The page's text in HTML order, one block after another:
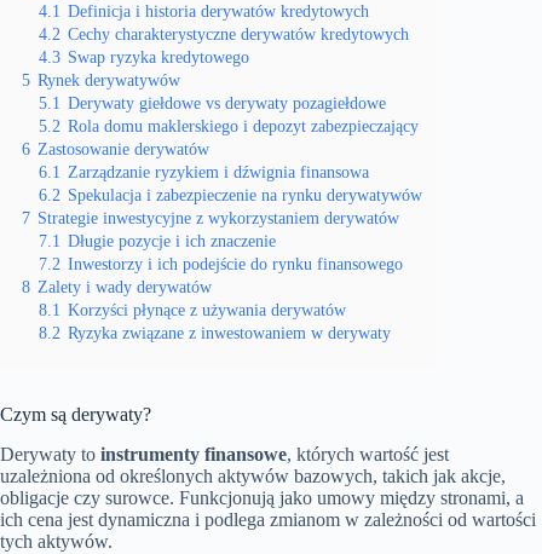
4.1 Definicja i historia derywatów kredytowych
4.2 Cechy charakterystyczne derywatów kredytowych
4.3 Swap ryzyka kredytowego
5 Rynek derywatywów
5.1 Derywaty giełdowe vs derywaty pozagiełdowe
5.2 Rola domu maklerskiego i depozyt zabezpieczający
6 Zastosowanie derywatów
6.1 Zarządzanie ryzykiem i dźwignia finansowa
6.2 Spekulacja i zabezpieczenie na rynku derywatywów
7 Strategie inwestycyjne z wykorzystaniem derywatów
7.1 Długie pozycje i ich znaczenie
7.2 Inwestorzy i ich podejście do rynku finansowego
8 Zalety i wady derywatów
8.1 Korzyści płynące z używania derywatów
8.2 Ryzyka związane z inwestowaniem w derywaty
Czym są derywaty?
Derywaty to instrumenty finansowe, których wartość jest
uzależniona od określonych aktywów bazowych, takich jak akcje,
obligacje czy surowce. Funkcjonują jako umowy między stronami, a
ich cena jest dynamiczna i podlega zmianom w zależności od wartości
tych aktywów.